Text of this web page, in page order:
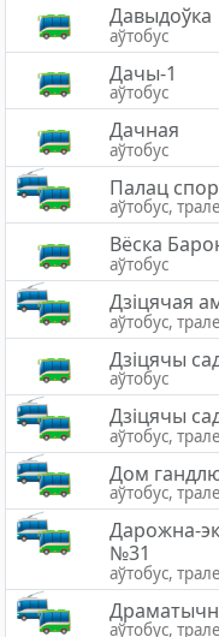
Давыдоўка
аўтобус
Дачы-1
аўтобус
Дачная
аўтобус
Палац
аўтобус,
Вёска
аўтобус
Дзіцячая
аўтобус,
Дзіцячы
аўтобус
Дзiцячы
аўтобус,
Дом
аўтобус,
Дарожна-
№31
аўтобус,
аўтобус,